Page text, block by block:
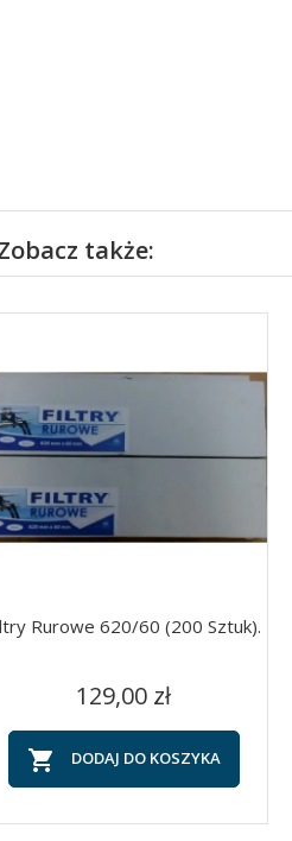
także:
Szybki podgląd
Rurowe 620/60 (200 Sztuk).
Cena
129,00 zł
 DODAJ DO KOSZYKA